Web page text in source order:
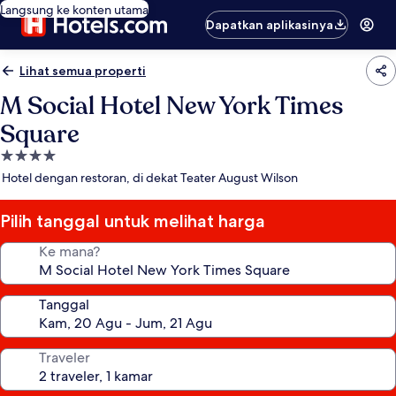
Langsung ke konten utama
Dapatkan aplikasinya
Lihat semua properti
M Social Hotel New York Times
Square
Properti
bintang
Hotel dengan restoran, di dekat Teater August Wilson
Pilih tanggal untuk melihat harga
Ke mana?
Tanggal
Traveler